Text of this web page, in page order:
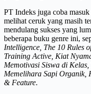
PT Indeks juga coba
melihat ceruk yang masih
mendulang sukses yang
beberapa buku genre ini,
Intelligence, The 10 Rules
Training Active, Kiat
Memotivasi Siswa di
Memelihara Sapi Organik,
& Feature.